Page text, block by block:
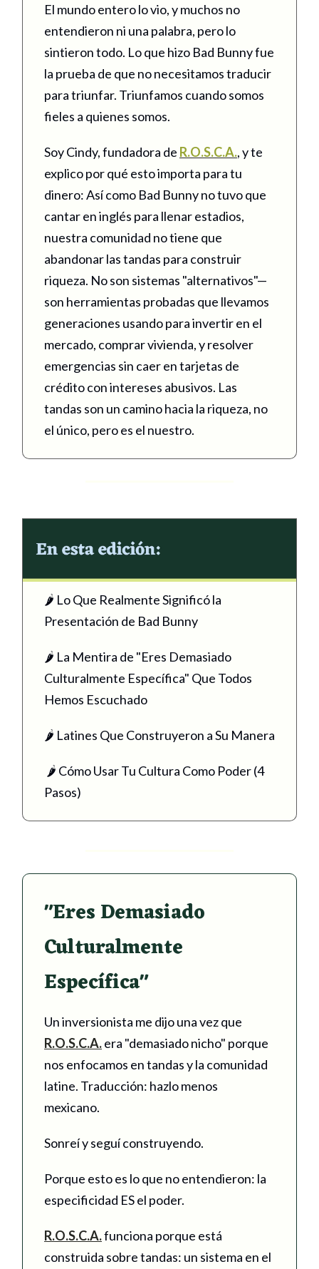
El mundo entero lo vio, y muchos no
entendieron ni una palabra, pero lo
sintieron todo. Lo que hizo Bad Bunny fue
la prueba de que no necesitamos traducir
para triunfar. Triunfamos cuando somos
fieles a quienes somos.
Soy Cindy, fundadora de R.O.S.C.A., y te
explico por qué esto importa para tu
dinero: Así como Bad Bunny no tuvo que
cantar en inglés para llenar estadios,
nuestra comunidad no tiene que
abandonar las tandas para construir
riqueza. No son sistemas "alternativos"—
son herramientas probadas que llevamos
generaciones usando para invertir en el
mercado, comprar vivienda, y resolver
emergencias sin caer en tarjetas de
crédito con intereses abusivos. Las
tandas son un camino hacia la riqueza, no
el único, pero es el nuestro.
🌶 Lo Que Realmente Significó la
Presentación de Bad Bunny
🌶 La Mentira de "Eres Demasiado
Culturalmente Específica" Que Todos
Hemos Escuchado
🌶 Latines Que Construyeron a Su Manera
🌶 Cómo Usar Tu Cultura Como Poder (4
Pasos)
"Eres Demasiado
Culturalmente
Específica"
Un inversionista me dijo una vez que
R.O.S.C.A.era "demasiado nicho" porque
nos enfocamos en tandas y la comunidad
latine. Traducción: hazlo menos
mexicano.
Sonreí y seguí construyendo.
Porque esto es lo que no entendieron: la
especificidad ES el poder.
R.O.S.C.A.funciona porque está
construida sobre tandas: un sistema en el